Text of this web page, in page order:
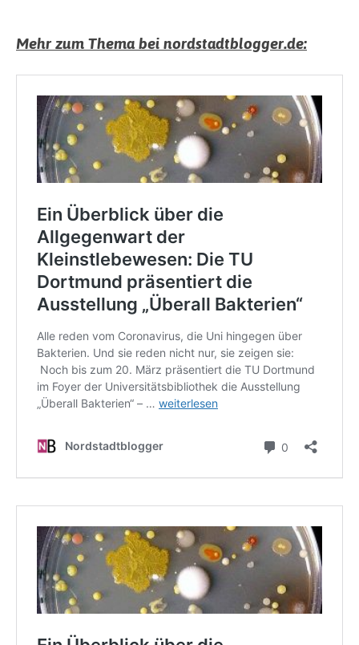
Mehr zum Thema bei nordstadtblogger.de: